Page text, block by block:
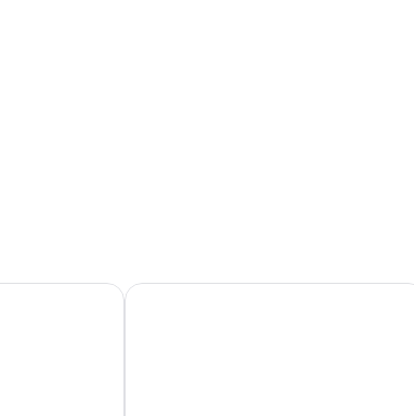
ibis Southampton Centre